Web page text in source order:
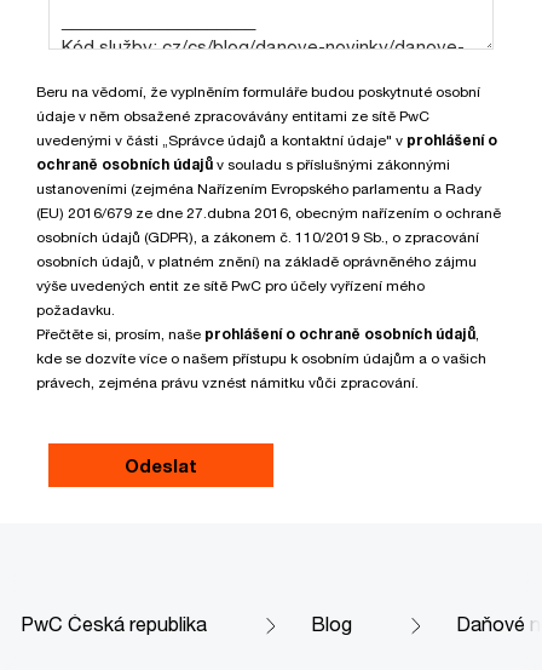
Beru na vědomí, že vyplněním formuláře budou poskytnuté osobní
údaje v něm obsažené zpracovávány entitami ze sítě PwC
uvedenými v části „Správce údajů a kontaktní údaje" v prohlášení o
ochraně osobních údajů v souladu s příslušnými zákonnými
ustanoveními (zejména Nařízením Evropského parlamentu a Rady
(EU) 2016/679 ze dne 27.dubna 2016, obecným nařízením o ochraně
osobních údajů (GDPR), a zákonem č. 110/2019 Sb., o zpracování
osobních údajů, v platném znění) na základě oprávněného zájmu
výše uvedených entit ze sítě PwC pro účely vyřízení mého
požadavku.
Přečtěte si, prosím, naše prohlášení o ochraně osobních údajů,
kde se dozvíte více o našem přístupu k osobním údajům a o vašich
právech, zejména právu vznést námitku vůči zpracování.
PwC Česká republika Blog Daňové